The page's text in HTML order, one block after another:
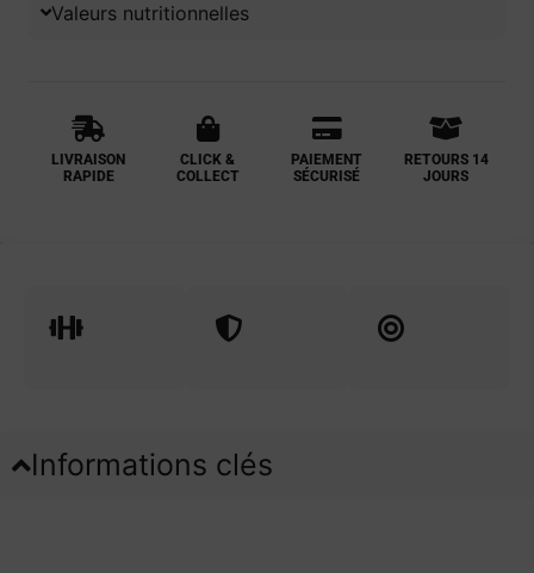
Valeurs nutritionnelles
LIVRAISON
RAPIDE
CLICK &
COLLECT
PAIEMENT
SÉCURISÉ
RETOURS 14
JOURS
Informations clés